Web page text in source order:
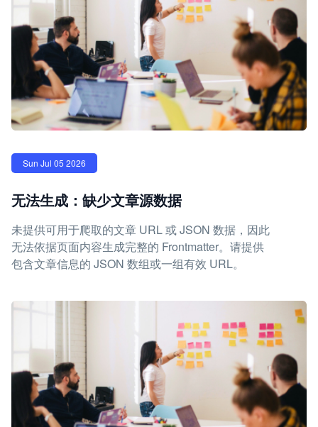
Sun Jul 05 2026
无法生成：缺少文章源数据
未提供可用于爬取的文章 URL 或 JSON 数据，因此
无法依据页面内容生成完整的 Frontmatter。请提供
包含文章信息的 JSON 数组或一组有效 URL。